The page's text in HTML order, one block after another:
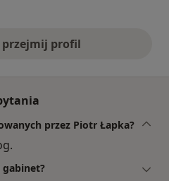
profil
przez Piotr Łapka?
gabinet?